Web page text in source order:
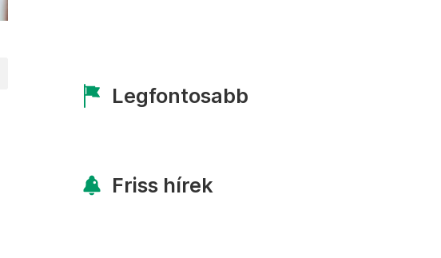
Legfontosabb
Friss hírek